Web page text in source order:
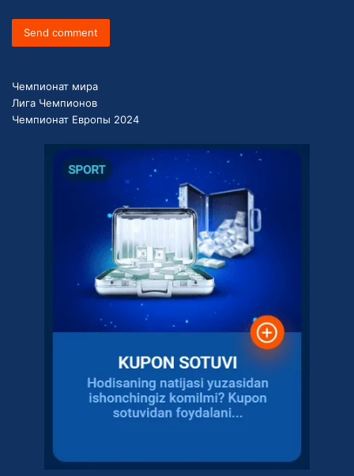
Чемпионат мира
Лига Чемпионов
Чемпионат Европы 2024